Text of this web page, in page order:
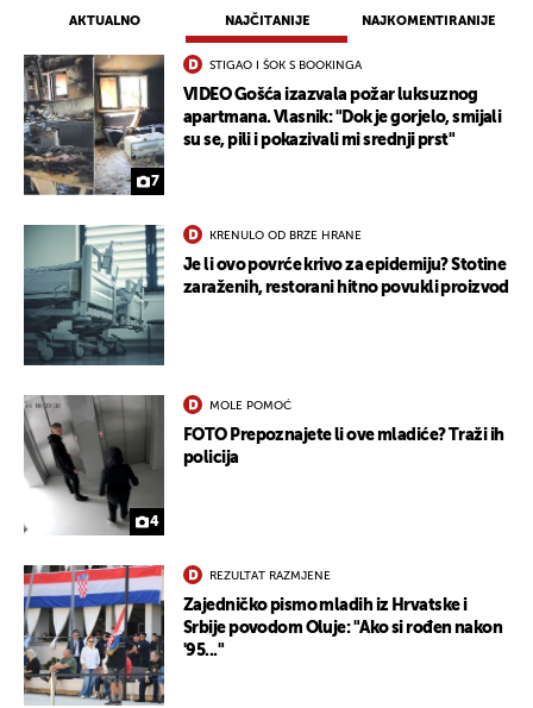
AKTUALNO NAJČITANIJE NAJKOMENTIRANIJE
7
STIGAO I ŠOK S BOOKINGA
VIDEO Gošća izazvala požar luksuznog
apartmana. Vlasnik: "Dok je gorjelo, smijali
su se, pili i pokazivali mi srednji prst"
KRENULO OD BRZE HRANE
Je li ovo povrće krivo za epidemiju? Stotine
zaraženih, restorani hitno povukli proizvod
4
MOLE POMOĆ
FOTO Prepoznajete li ove mladiće? Traži ih
policija
REZULTAT RAZMJENE
Zajedničko pismo mladih iz Hrvatske i
Srbije povodom Oluje: "Ako si rođen nakon
'95..."
UKLJUČITE NOTIFIKACIJE